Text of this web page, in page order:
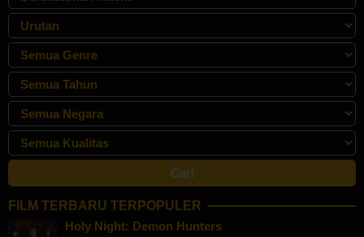
FILM TERBARU TERPOPULER
Holy Night: Demon Hunters